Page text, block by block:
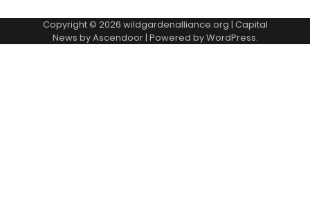
Copyright © 2026 wildgardenalliance.org | Capital
News byAscendoor| Powered byWordPress.